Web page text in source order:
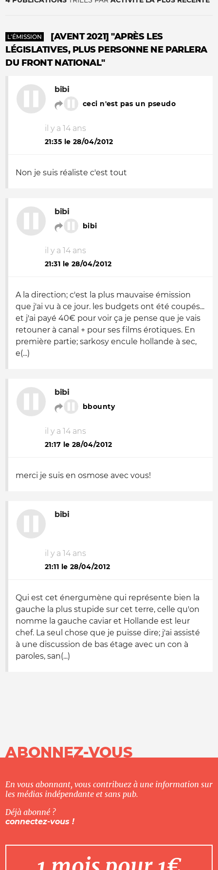
L'ÉMISSION
[AVENT 2021] "APRÈS LES
LÉGISLATIVES, PLUS PERSONNE NE PARLERA
DU FRONT NATIONAL"
bibi
ceci n'est pas un pseudo
il y a 14 ans
21:35 le 28/04/2012
Non je suis réaliste c'est tout
bibi
bibi
il y a 14 ans
21:31 le 28/04/2012
A la direction; c'est la plus mauvaise émission
que j'ai vu à ce jour. les budgets ont été coupés...
et j'ai payé 40€ pour voir ça je pense que je vais
retouner à canal + pour ses films érotiques. En
première partie; sarkosy encule hollande à sec,
e(...)
bibi
bbounty
il y a 14 ans
21:17 le 28/04/2012
merci je suis en osmose avec vous!
bibi
il y a 14 ans
21:11 le 28/04/2012
Qui est cet énergumène qui représente bien la
gauche la plus stupide sur cet terre, celle qu'on
nomme la gauche caviar et Hollande est leur
chef. La seul chose que je puisse dire; j'ai assisté
à une discussion de bas étage avec un con à
paroles, san(...)
ABONNEZ-VOUS
En vous abonnant, vous contribuez à une information sur
les médias indépendante et sans pub.
Déjà abonné ?
connectez-vous !